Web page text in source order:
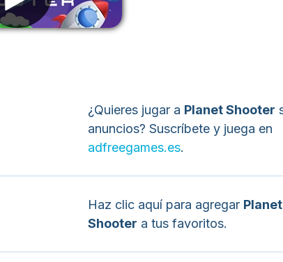
¿Quieres jugar a Planet Shooter
anuncios? Suscríbete y juega en
adfreegames.es.
Haz clic aquí para agregar Planet
Shooter a tus favoritos.